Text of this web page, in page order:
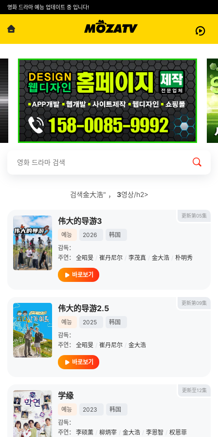
영화 드라마 예능 업데이트 중 입니다!
검색金大浩" ， 3영상/h2>
更新第05集
伟大的导游3
예능 2026
韩国
감독：
주연：
全昭旻 / 崔丹尼尔 / 李茂真 / 金大浩 / 朴明秀
바로보기
更新第09集
伟大的导游2.5
예능 2025
韩国
감독：
주연：
全昭旻 / 崔丹尼尔 / 金大浩
바로보기
更新至12集
学缘
예능 2023
韩国
감독：
주연：
李硕薰 / 柳炳宰 / 金大浩 / 李恩智 / 权恩菲